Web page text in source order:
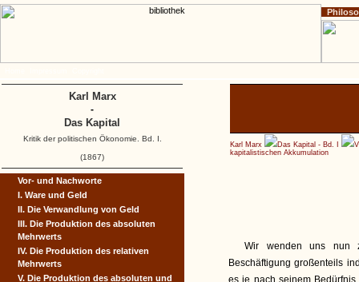
Karl Marx Das Kapital - Bd. I
kapitalistischen Akkumulation
Wir wenden uns nun
Beschäftigung großenteils
es je nach seinem
Vor- und Nachworte
I. Ware und Geld
II. Die Verwandlung von Geld
III. Die Produktion des absoluten
Mehrwerts
IV. Die Produktion des relativen
Mehrwerts
V. Die Produktion des absoluten und
Karl Marx
-
Das Kapital
Kritik der politischen Ökonomie. Bd. I.
(1867)